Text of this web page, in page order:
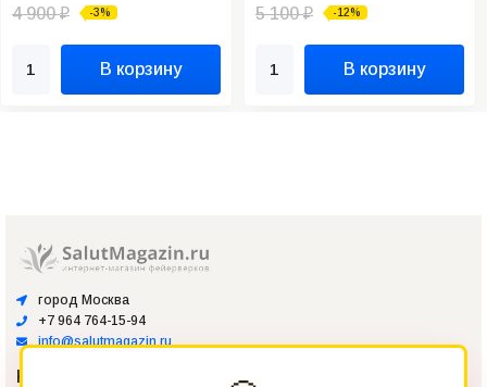
4 900₽ -3%
В корзину
5 100₽ -12%
В корзину
город Москва
+7 964 764-15-94
info@salutmagazin.ru
Каталог